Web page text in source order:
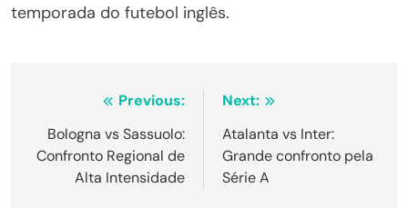
temporada do futebol inglês.
Navegação
de
Post
Previous:
Bologna vs Sassuolo:
Confronto Regional de
Alta Intensidade
Next:
Atalanta vs Inter:
Grande confronto pela
Série A